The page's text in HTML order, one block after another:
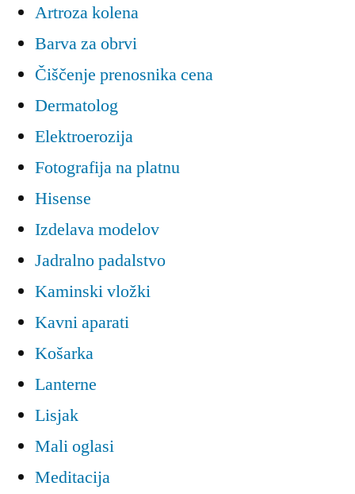
Artroza kolena
Barva za obrvi
Čiščenje prenosnika cena
Dermatolog
Elektroerozija
Fotografija na platnu
Hisense
Izdelava modelov
Jadralno padalstvo
Kaminski vložki
Kavni aparati
Košarka
Lanterne
Lisjak
Mali oglasi
Meditacija